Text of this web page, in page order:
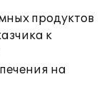
продуктов
к
на